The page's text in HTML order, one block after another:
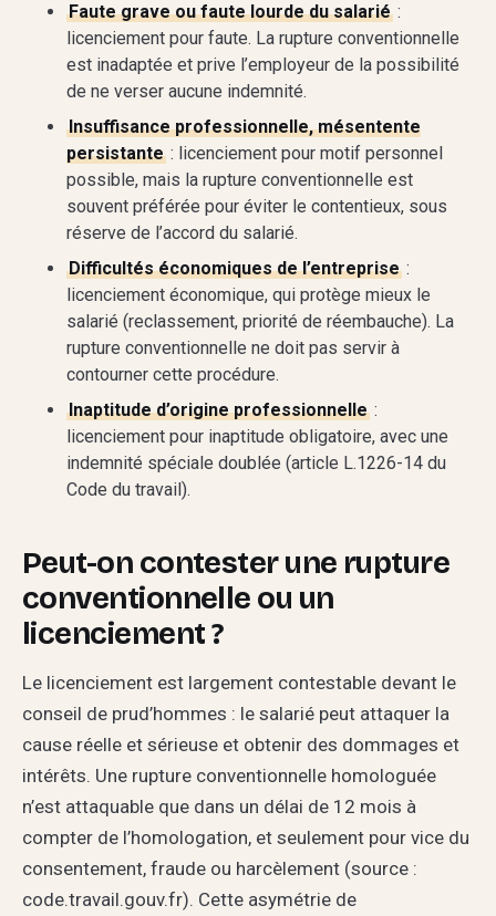
Faute grave ou faute lourde du salarié :
licenciement pour faute. La rupture conventionnelle
est inadaptée et prive l’employeur de la possibilité
de ne verser aucune indemnité.
Insuffisance professionnelle, mésentente
persistante : licenciement pour motif personnel
possible, mais la rupture conventionnelle est
souvent préférée pour éviter le contentieux, sous
réserve de l’accord du salarié.
Difficultés économiques de l’entreprise :
licenciement économique, qui protège mieux le
salarié (reclassement, priorité de réembauche). La
rupture conventionnelle ne doit pas servir à
contourner cette procédure.
Inaptitude d’origine professionnelle :
licenciement pour inaptitude obligatoire, avec une
indemnité spéciale doublée (article L.1226-14 du
Code du travail).
Peut-on contester une rupture
conventionnelle ou un
licenciement ?
Le licenciement est largement contestable devant le
conseil de prud’hommes : le salarié peut attaquer la
cause réelle et sérieuse et obtenir des dommages et
intérêts. Une rupture conventionnelle homologuée
n’est attaquable que dans un délai de 12 mois à
compter de l’homologation, et seulement pour vice du
consentement, fraude ou harcèlement (source :
code.travail.gouv.fr). Cette asymétrie de